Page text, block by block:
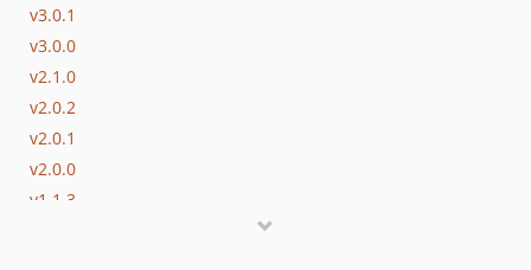
v3.0.1
v3.0.0
v2.1.0
v2.0.2
v2.0.1
v2.0.0
v1.1.3